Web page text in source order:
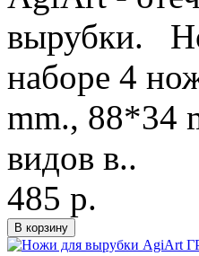
вырубки.
наборе 4
mm., 88*34
видов в..
485 р.